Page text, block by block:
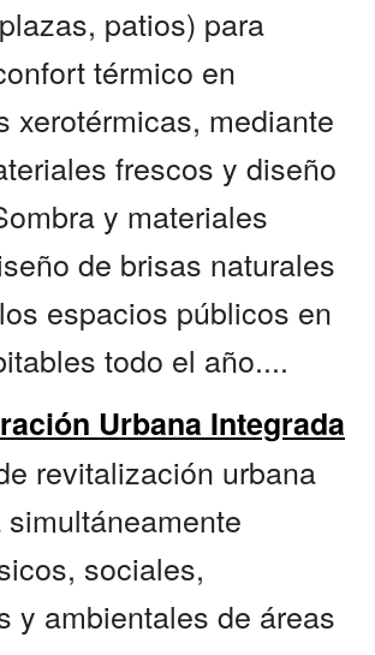
patios) para
térmico en
xerotérmicas, mediante
frescos y diseño
y materiales
de brisas naturales
espacios públicos en
todo el año....
Urbana Integrada
revitalización urbana
sociales,
y ambientales de áreas